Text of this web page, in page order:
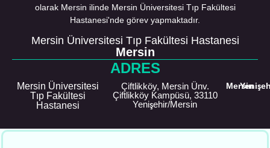
olarak Mersin ilinde Mersin Üniversitesi Tıp Fakültesi
Hastanesi'nde görev yapmaktadır.
Mersin Üniversitesi Tıp Fakültesi Hastanesi
Mersin
ADRES
Mersin Üniversitesi
Tıp Fakültesi
Hastanesi
Çiftlikköy, Mersin Ünv.
Çiftlikköy Kampüsü, 33110
Yenişehir/Mersin
Mersin